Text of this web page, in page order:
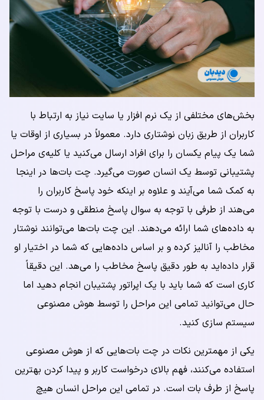
بخش‌های مختلفی از یک نرم افزار یا سایت نیاز به ارتباط با
کاربران از طریق زبان نوشتاری دارد. معمولاً در بسیاری از اوقات یا
شما یک پیام یکسان را برای افراد ارسال می‌کنید یا کلیه‌ی مراحل
پشتیبانی توسط یک انسان صورت می‌گیرد. چت بات‌ها در اینجا
به کمک شما می‌آیند و علاوه بر اینکه خود پاسخ کاربران را
می‌هند از طرفی با توجه به سوال پاسخ منطقی و درست با توجه
به داده‌های شما ارائه می‌دهند. این چت بات‌ها می‌توانند نوشتار
مخاطب را آنالیز کرده و بر اساس داده‌هایی که شما در اختیار او
قرار داده‌اید به طور دقیق پاسخ مخاطب را می‌هد. این دقیقاً
کاری است که شما باید با یک اپراتور پشتیبان انجام دهید اما
حال می‌توانید تمامی این مراحل را توسط هوش مصنوعی
سیستم سازی کنید.
یکی از مهمترین نکات در چت بات‌هایی که از هوش مصنوعی
استفاده می‌کنند، فهم بالای درخواست کاربر و پیدا کردن بهترین
پاسخ از طرف بات است. در تمامی این مراحل انسان هیچ